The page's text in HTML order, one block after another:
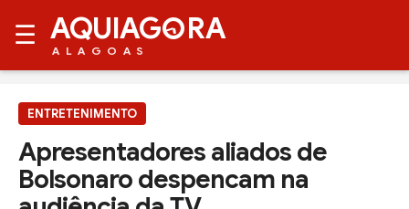
☰ AQUIAG RA
ALAGOAS
ENTRETENIMENTO
Apresentadores aliados de
Bolsonaro despencam na